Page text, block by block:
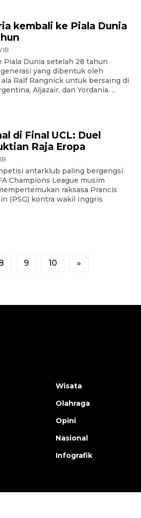
kembali ke Piala Dunia
Piala Dunia setelah 28 tahun
yang dibentuk oleh
Ralf Rangnick untuk bersaing di
Aljazair, dan Yordania. ...
di Final UCL: Duel
Raja Eropa
antarklub paling bergengsi
Champions League musim
raksasa Prancis
(PSG) kontra wakil Inggris
9 10 »
logistik pemilu
mobil jenazah
Wisata
Olahraga
Opini
Nasional
Infografik